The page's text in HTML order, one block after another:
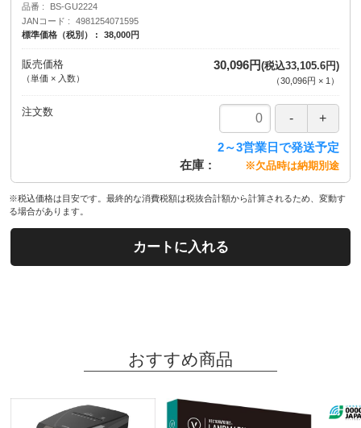
品番
BS-GU2224
JANコード
4981254071595
標準価格（税別）
38,000円
販売価格
（単価 × 入数）
30,096円(税込33,105.6円)
（30,096円 × 1 ）
注文数
在庫
2～3営業日で発送予定
※欠品時は納期別途
※税込価格は目安です。最終的な消費税額は税抜合計額から計算されるため、変動す
る場合があります。
カートに入れる
おすすめ商品